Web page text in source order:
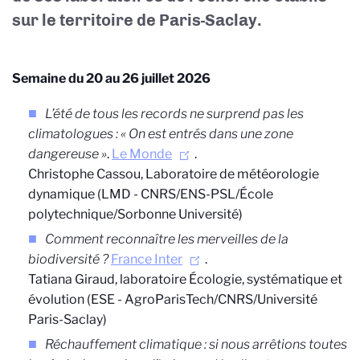
sur le territoire de Paris-Saclay.
Semaine du 20 au 26 juillet 2026
L’été de tous les records ne surprend pas les
climatologues : « On est entrés dans une zone
dangereuse ». Le Monde
.
Christophe Cassou, Laboratoire de météorologie
dynamique (LMD - CNRS/ENS-PSL/École
polytechnique/Sorbonne Université)
Comment reconnaître les merveilles de la
biodiversité ? France Inter
.
Tatiana Giraud, laboratoire Écologie, systématique et
évolution (ESE - AgroParisTech/CNRS/Université
Paris-Saclay)
Réchauffement climatique : si nous arrêtions toutes